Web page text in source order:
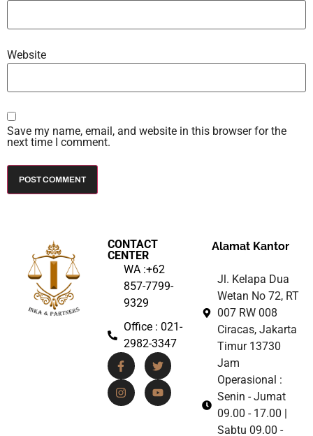
Website
Save my name, email, and website in this browser for the
next time I comment.
CONTACT
CENTER
WA :+62
857-7799-
9329
Office : 021-
2982-3347
Alamat Kantor
Jl. Kelapa Dua
Wetan No 72, RT
007 RW 008
Ciracas, Jakarta
Timur 13730
Jam
Operasional :
Senin - Jumat
09.00 - 17.00 |
Sabtu 09.00 -